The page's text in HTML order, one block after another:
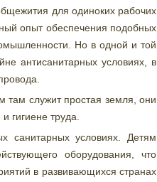
для одиноких рабочих
опыт обеспечения подобных
Но в одной и той
антисанитарных условиях, в
там служит простая земля, они
гигиене труда.
санитарных условиях. Детям
оборудования, что
в развивающихся странах